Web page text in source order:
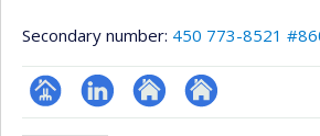
Secondary number: 450 773-8521
Page LinkedInAutre Autre